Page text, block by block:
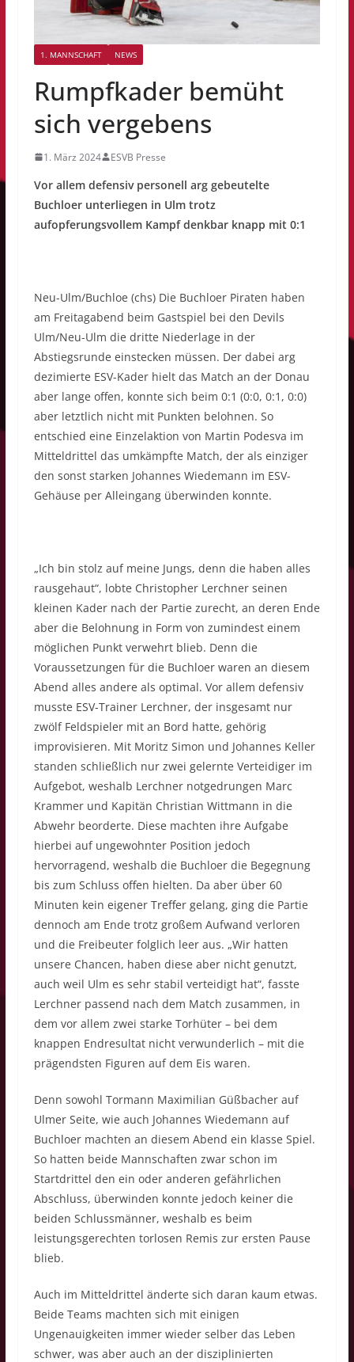
1. MANNSCHAFT NEWS
Rumpfkader bemüht
sich vergebens
1. März 2024 ESVB Presse
Vor allem defensiv personell arg gebeutelte
Buchloer unterliegen in Ulm trotz
aufopferungsvollem Kampf denkbar knapp mit 0:1
Neu-Ulm/Buchloe (chs) Die Buchloer Piraten haben
am Freitagabend beim Gastspiel bei den Devils
Ulm/Neu-Ulm die dritte Niederlage in der
Abstiegsrunde einstecken müssen. Der dabei arg
dezimierte ESV-Kader hielt das Match an der Donau
aber lange offen, konnte sich beim 0:1 (0:0, 0:1, 0:0)
aber letztlich nicht mit Punkten belohnen. So
entschied eine Einzelaktion von Martin Podesva im
Mitteldrittel das umkämpfte Match, der als einziger
den sonst starken Johannes Wiedemann im ESV-
Gehäuse per Alleingang überwinden konnte.
„Ich bin stolz auf meine Jungs, denn die haben alles
rausgehaut“, lobte Christopher Lerchner seinen
kleinen Kader nach der Partie zurecht, an deren Ende
aber die Belohnung in Form von zumindest einem
möglichen Punkt verwehrt blieb. Denn die
Voraussetzungen für die Buchloer waren an diesem
Abend alles andere als optimal. Vor allem defensiv
musste ESV-Trainer Lerchner, der insgesamt nur
zwölf Feldspieler mit an Bord hatte, gehörig
improvisieren. Mit Moritz Simon und Johannes Keller
standen schließlich nur zwei gelernte Verteidiger im
Aufgebot, weshalb Lerchner notgedrungen Marc
Krammer und Kapitän Christian Wittmann in die
Abwehr beorderte. Diese machten ihre Aufgabe
hierbei auf ungewohnter Position jedoch
hervorragend, weshalb die Buchloer die Begegnung
bis zum Schluss offen hielten. Da aber über 60
Minuten kein eigener Treffer gelang, ging die Partie
dennoch am Ende trotz großem Aufwand verloren
und die Freibeuter folglich leer aus. „Wir hatten
unsere Chancen, haben diese aber nicht genutzt,
auch weil Ulm es sehr stabil verteidigt hat“, fasste
Lerchner passend nach dem Match zusammen, in
dem vor allem zwei starke Torhüter – bei dem
knappen Endresultat nicht verwunderlich – mit die
prägendsten Figuren auf dem Eis waren.
Denn sowohl Tormann Maximilian Güßbacher auf
Ulmer Seite, wie auch Johannes Wiedemann auf
Buchloer machten an diesem Abend ein klasse Spiel.
So hatten beide Mannschaften zwar schon im
Startdrittel den ein oder anderen gefährlichen
Abschluss, überwinden konnte jedoch keiner die
beiden Schlussmänner, weshalb es beim
leistungsgerechten torlosen Remis zur ersten Pause
blieb.
Auch im Mitteldrittel änderte sich daran kaum etwas.
Beide Teams machten sich mit einigen
Ungenauigkeiten immer wieder selber das Leben
schwer, was aber auch an der disziplinierten